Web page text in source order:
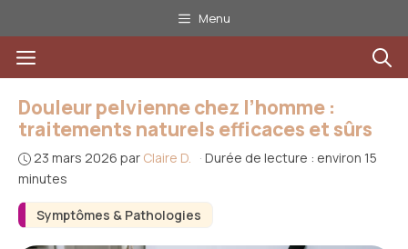
au
contenu
Menu
Menu
Symptômes & Pathologies
Douleur pelvienne chez l’homme :
traitements naturels efficaces et sûrs
23 mars 2026 par Claire D. · Durée de lecture : environ 15
minutes